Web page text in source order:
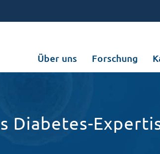
Über uns Forschung
Diabetes-